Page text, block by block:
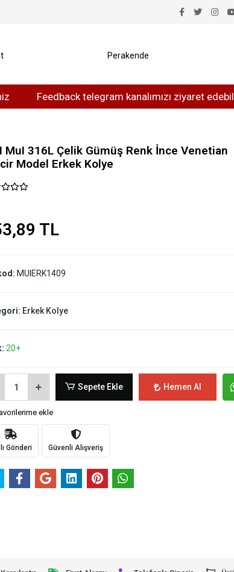
Feedback telegram kanalımızı ziyaret edebilirsiniz
Perakende
MuI 316L Çelik Gümüş Renk İnce Venetian
Model Erkek Kolye
TL
MUIERK1409
Erkek Kolye
20+
Sepete Ekle Hemen Al
ekle
Gönderi Güvenli Alışveriş